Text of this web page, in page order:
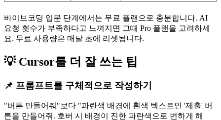
바이브코딩 입문 단계에서는 무료 플랜으로 충분합니다. AI
요청 횟수가 부족하다고 느껴지면 그때 Pro 플랜을 고려하세
요. 무료 사용량은 매달 초에 리셋됩니다.
💡 Cursor를 더 잘 쓰는 팁
📌 프롬프트를 구체적으로 작성하기
"버튼 만들어줘"보다 "파란색 배경에 흰색 텍스트인 '제출' 버
튼을 만들어줘. 호버 시 배경이 진한 파란색으로 변하게 해